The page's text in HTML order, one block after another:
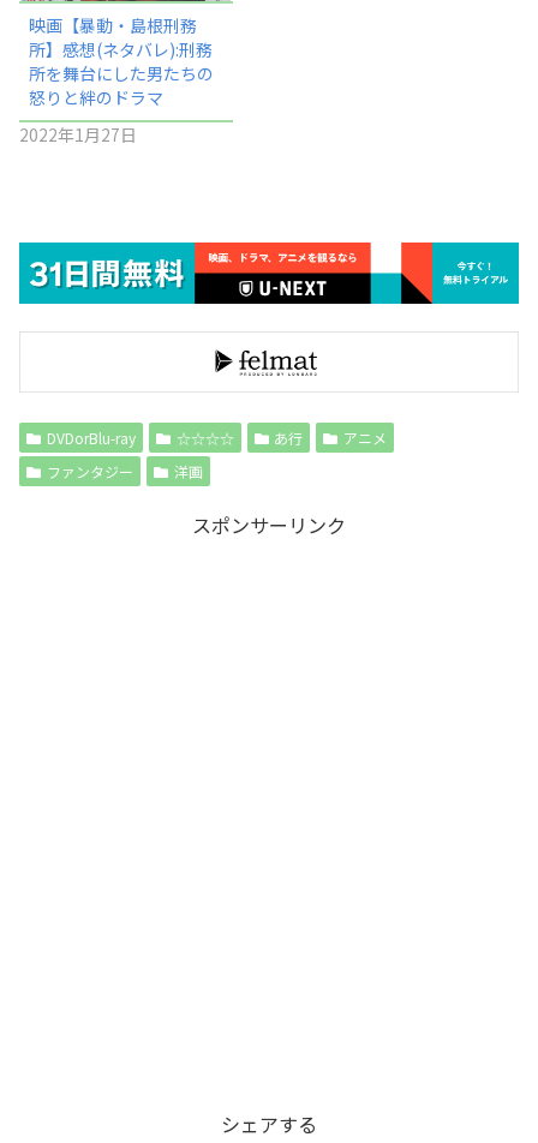
映画【暴動・島根刑務
所】感想(ネタバレ):刑務
所を舞台にした男たちの
怒りと絆のドラマ
2022年1月27日
DVDorBlu-ray ☆☆☆☆ あ行
アニメ
ファンタジー
洋画
スポンサーリンク
シェアする